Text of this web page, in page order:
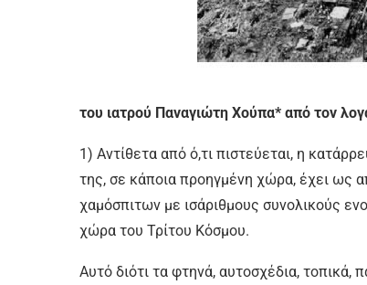
του ιατρού Παναγιώτη Χούπα* από τον
1) Αντίθετα από ό,τι πιστεύεται, η
της, σε κάποια προηγμένη χώρα, έχει ως
χαμόσπιτων με ισάριθμους συνολικούς
χώρα του Τρίτου Κόσμου.
Αυτό διότι τα φτηνά, αυτοσχέδια,